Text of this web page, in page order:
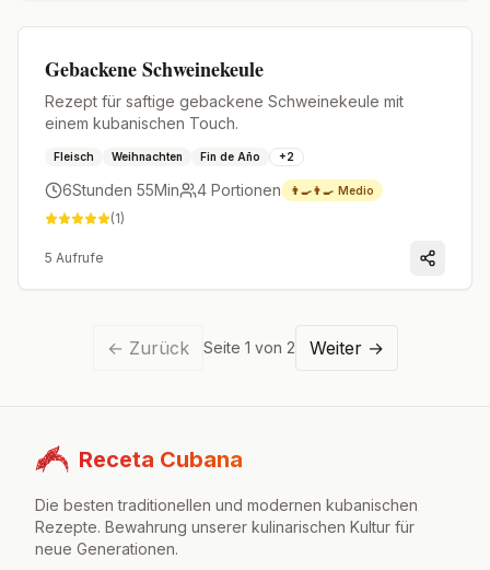
Gebackene Schweinekeule
Rezept für saftige gebackene Schweinekeule mit
einem kubanischen Touch.
Fleisch Weihnachten Fin de Año +2
6Stunden 55Min 4 Portionen 👨‍🍳👨‍🍳 Medio
(1)
5 Aufrufe
← Zurück Seite 1 von 2 Weiter→
Receta Cubana
Die besten traditionellen und modernen kubanischen
Rezepte. Bewahrung unserer kulinarischen Kultur für
neue Generationen.